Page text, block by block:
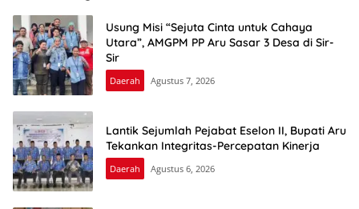
Usung Misi “Sejuta Cinta untuk Cahaya
Utara”, AMGPM PP Aru Sasar 3 Desa di Sir-
Sir
Daerah Agustus 7, 2026
Lantik Sejumlah Pejabat Eselon II, Bupati Aru
Tekankan Integritas-Percepatan Kinerja
Daerah Agustus 6, 2026